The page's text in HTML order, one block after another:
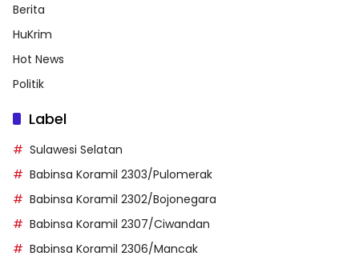
Berita
HuKrim
Hot News
Politik
Label
Sulawesi Selatan
Babinsa Koramil 2303/Pulomerak
Babinsa Koramil 2302/Bojonegara
Babinsa Koramil 2307/Ciwandan
Babinsa Koramil 2306/Mancak